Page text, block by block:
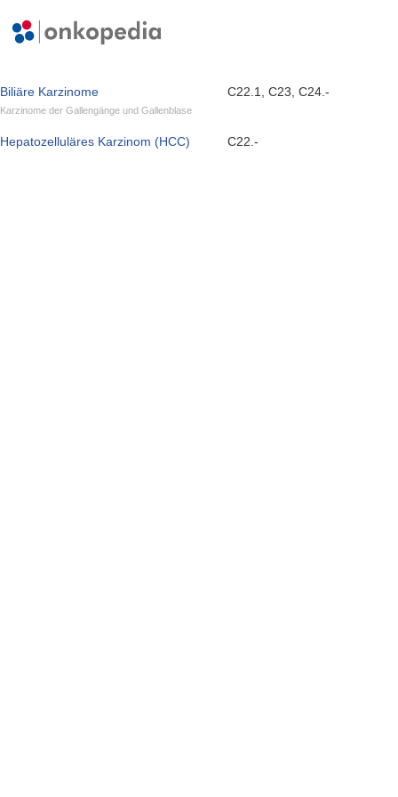
Biliäre Karzinome
Karzinome der Gallengänge und Gallenblase
C22.1, C23, C24.-
Hepatozelluläres Karzinom (HCC) C22.-